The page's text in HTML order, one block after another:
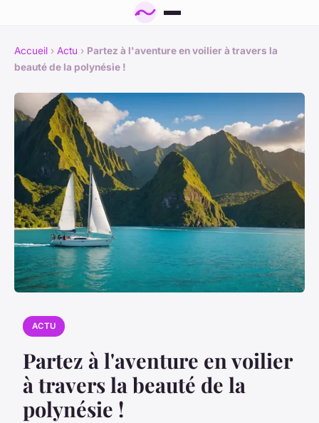
Accueil › Actu › Partez à l'aventure en voilier à travers la
beauté de la polynésie !
ACTU
Partez à l'aventure en voilier
à travers la beauté de la
polynésie !